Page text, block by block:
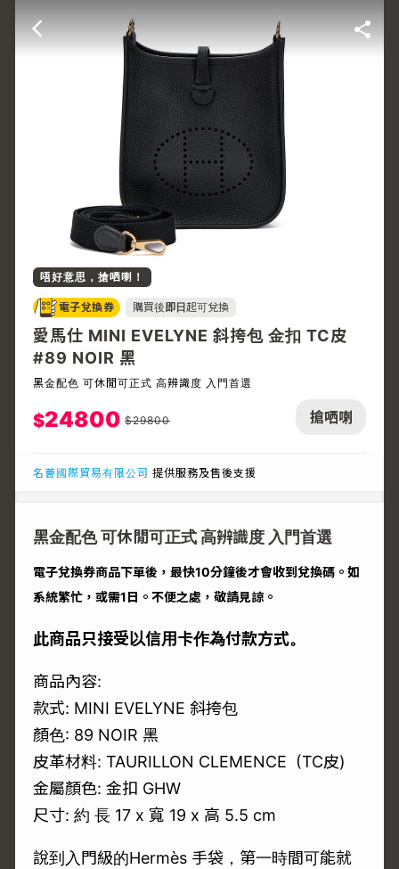
搶哂喇
唔好意思，搶哂喇！
電子兌換券 購買後即日起可兌換
愛馬仕 MINI EVELYNE 斜挎包 金扣 TC皮
#89 NOIR 黑
黑金配色 可休閒可正式 高辨識度 入門首選
$24800 $29800
名薈國際貿易有限公司 提供服務及售後支援
黑金配色 可休閒可正式 高辨識度 入門首選
電子兌換券商品下單後，最快10分鐘後才會收到兌換碼。如
系統繁忙，或需1日。不便之處，敬請見諒。
此商品只接受以信用卡作為付款方式。
商品內容:
款式: MINI EVELYNE 斜挎包
顏色: 89 NOIR 黑
皮革材料: TAURILLON CLEMENCE (TC皮)
金屬顏色: 金扣 GHW
尺寸: 約 長 17 x 寬 19 x 高 5.5 cm
說到入門級的Hermès 手袋，第一時間可能就